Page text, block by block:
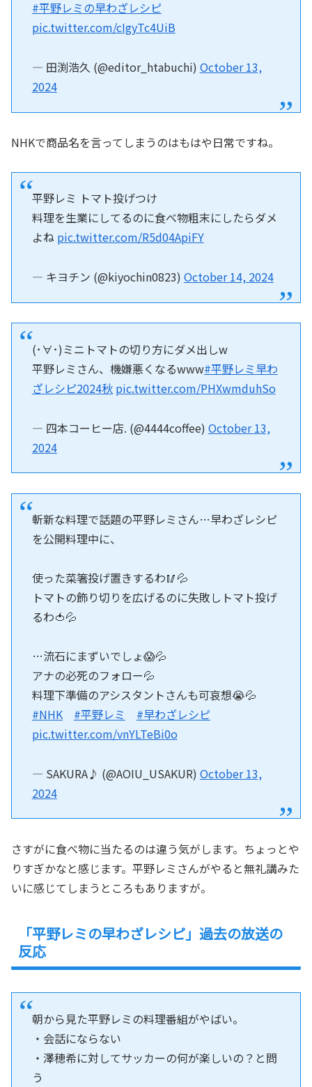
#平野レミの早わざレシピ
pic.twitter.com/cIgyTc4UiB
— 田渕浩久 (@editor_htabuchi) October 13,
2024
NHKで商品名を言ってしまうのはもはや日常ですね。
平野レミ トマト投げつけ
料理を生業にしてるのに食べ物粗末にしたらダメ
よね pic.twitter.com/R5d04ApiFY
— キヨチン (@kiyochin0823) October 14, 2024
(･∀･)ミニトマトの切り方にダメ出しw
平野レミさん、機嫌悪くなるwww#平野レミ早わ
ざレシピ2024秋 pic.twitter.com/PHXwmduhSo
— 四本コーヒー店. (@4444coffee) October 13,
2024
斬新な料理で話題の平野レミさん…早わざレシピ
を公開料理中に、
使った菜箸投げ置きするわ🥢💦
トマトの飾り切りを広げるのに失敗しトマト投げ
るわ🍅💦
…流石にまずいでしょ😱💦
アナの必死のフォロー💦
料理下準備のアシスタントさんも可哀想😭💦
#NHK
#平野レミ
#早わざレシピ
pic.twitter.com/vnYLTeBi0o
— SAKURA♪ (@AOIU_USAKUR) October 13,
2024
さすがに食べ物に当たるのは違う気がします。ちょっとや
りすぎかなと感じます。平野レミさんがやると無礼講みた
いに感じてしまうところもありますが。
「平野レミの早わざレシピ」過去の放送の
反応
朝から見た平野レミの料理番組がやばい。
・会話にならない
・澤穂希に対してサッカーの何が楽しいの？と問
う